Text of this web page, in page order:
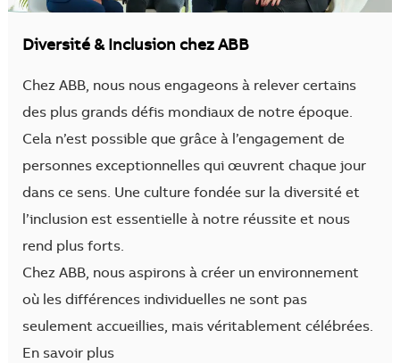
Diversité & Inclusion chez ABB
Chez ABB, nous nous engageons à relever certains
des plus grands défis mondiaux de notre époque.
Cela n’est possible que grâce à l’engagement de
personnes exceptionnelles qui œuvrent chaque jour
dans ce sens. Une culture fondée sur la diversité et
l’inclusion est essentielle à notre réussite et nous
rend plus forts.
Chez ABB, nous aspirons à créer un environnement
où les différences individuelles ne sont pas
seulement accueillies, mais véritablement célébrées.
En savoir plus